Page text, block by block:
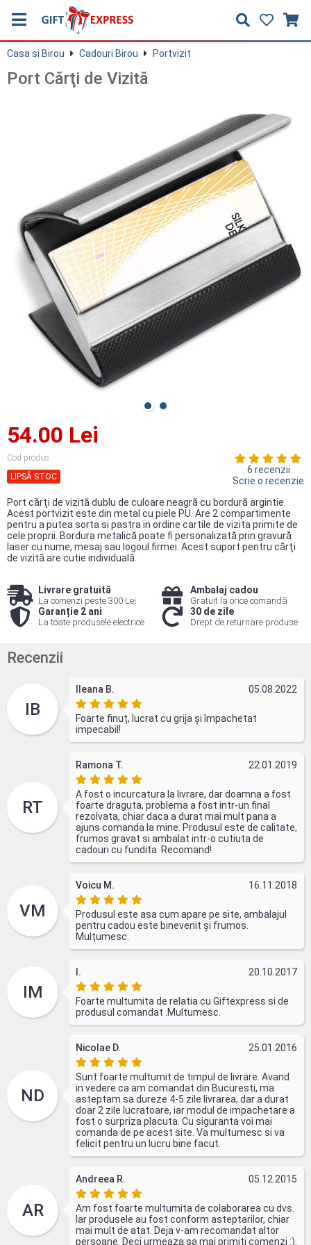
Casa si Birou Cadouri Birou Portvizit
Port Cărţi de Vizită
54.00 Lei
Cod produs
LIPSĂ STOC
6 recenzii
Scrie o recenzie
Port cărţi de vizită dublu de culoare neagră cu bordură argintie.
Acest portvizit este din metal cu piele PU. Are 2 compartimente
pentru a putea sorta si pastra in ordine cartile de vizita primite de
cele proprii. Bordura metalică poate fi personalizată prin gravură
laser cu nume, mesaj sau logoul firmei. Acest suport pentru cărţi
de vizită are cutie individuală.
Livrare gratuită
La comenzi peste 300 Lei
Ambalaj cadou
Gratuit la orice comandă
Garanție 2 ani
La toate produsele electrice
30 de zile
Drept de returnare produse
Recenzii
IB
Ileana B. 05.08.2022
Foarte finuț, lucrat cu grija și împachetat
impecabil!
RT
Ramona T. 22.01.2019
A fost o incurcatura la livrare, dar doamna a fost
foarte draguta, problema a fost intr-un final
rezolvata, chiar daca a durat mai mult pana a
ajuns comanda la mine. Produsul este de calitate,
frumos gravat si ambalat intr-o cutiuta de
cadouri cu fundita. Recomand!
VM
Voicu M. 16.11.2018
Produsul este asa cum apare pe site, ambalajul
pentru cadou este binevenit și frumos.
Mulțumesc.
IM
I. 20.10.2017
Foarte multumita de relatia cu Giftexpress si de
produsul comandat .Multumesc.
ND
Nicolae D. 25.01.2016
Sunt foarte multumit de timpul de livrare. Avand
in vedere ca am comandat din Bucuresti, ma
asteptam sa dureze 4-5 zile livrarea, dar a durat
doar 2 zile lucratoare, iar modul de impachetare a
fost o surpriza placuta. Cu siguranta voi mai
comanda de pe acest site. Va multumesc si va
felicit pentru un lucru bine facut.
AR
Andreea R. 05.12.2015
Am fost foarte multumita de colaborarea cu dvs.
Iar produsele au fost conform asteptarilor, chiar
mai mult de atat. Deja v-am recomandat altor
persoane. Deci urmeaza sa mai primiti comenzi :).